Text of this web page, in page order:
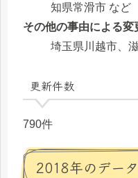
知県常滑市 など
その他の事由による変
埼玉県川越市、
更新件数
790件
2018年のデー